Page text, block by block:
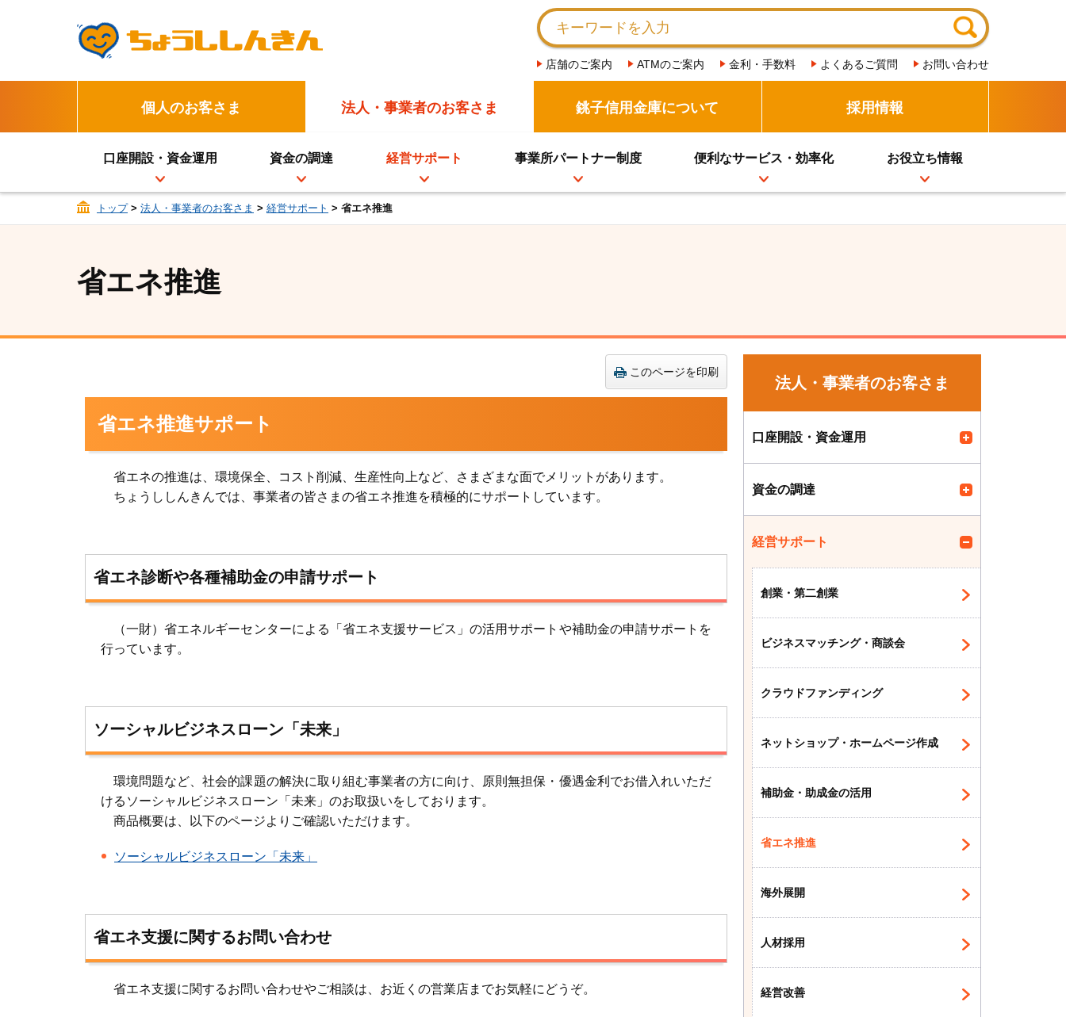
店舗のご案内 ATMのご案内 金利・手数料 よくあるご質問 お問い合わせ
個人のお客さま 法人・事業者のお客さま
口座開設・資金運用 資金の調達 経営サポート 事業所パートナー制度 便利なサービス・効率化 お役立ち情報
銚子信用金庫について 採用情報
トップ> 法人・事業者のお客さま > 経営サポート > 省エネ推進
省エネ推進
このページを印刷
省エネ推進サポート
省エネの推進は、環境保全、コスト削減、生産性向上など、さまざまな面でメリットがあります。
ちょうししんきんでは、事業者の皆さまの省エネ推進を積極的にサポートしています。
省エネ診断や各種補助金の申請サポート
（一財）省エネルギーセンターによる「省エネ支援サービス」の活用サポートや補助金の申請サポートを
行っています。
ソーシャルビジネスローン「未来」
環境問題など、社会的課題の解決に取り組む事業者の方に向け、原則無担保・優遇金利でお借入れいただ
けるソーシャルビジネスローン「未来」のお取扱いをしております。
商品概要は、以下のページよりご確認いただけます。
ソーシャルビジネスローン「未来」
省エネ支援に関するお問い合わせ
省エネ支援に関するお問い合わせやご相談は、お近くの営業店までお気軽にどうぞ。
法人・事業者のお客さま
口座開設・資金運用
資金の調達
経営サポート
創業・第二創業
ビジネスマッチング・商談会
クラウドファンディング
ネットショップ・ホームページ作成
補助金・助成金の活用
省エネ推進
海外展開
人材採用
経営改善